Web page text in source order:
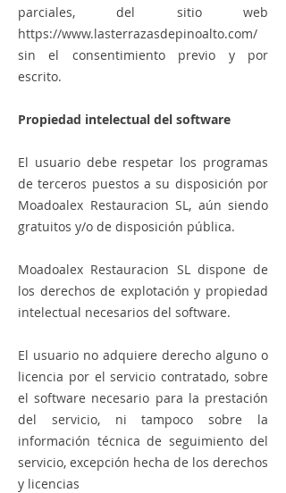
parciales, del sitio web
https://www.lasterrazasdepinoalto.com/
sin el consentimiento previo y por
escrito.
Propiedad intelectual del software
El usuario debe respetar los programas
de terceros puestos a su disposición por
Moadoalex Restauracion SL, aún siendo
gratuitos y/o de disposición pública.
Moadoalex Restauracion SL dispone de
los derechos de explotación y propiedad
intelectual necesarios del software.
El usuario no adquiere derecho alguno o
licencia por el servicio contratado, sobre
el software necesario para la prestación
del servicio, ni tampoco sobre la
información técnica de seguimiento del
servicio, excepción hecha de los derechos
y licencias